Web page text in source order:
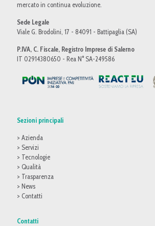
mercato in continua evoluzione.
Sede Legale
Viale G. Brodolini, 17 - 84091 - Battipaglia (SA)
P.IVA, C. Fiscale, Registro Imprese di Salerno
IT 02914380650 - Rea N° SA-249586
Sezioni principali
> Azienda
> Servizi
> Tecnologie
> Qualità
> Trasparenza
> News
> Contatti
Contatti